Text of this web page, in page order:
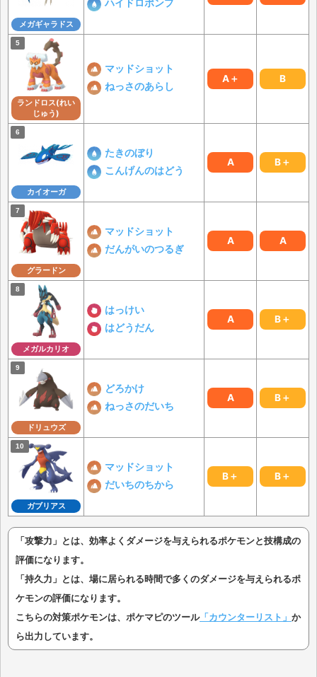
メガギャラドス
ハイドロポンプ
ランドロス(れい
じゅう)
マッドショット
ねっさのあらし
A＋ B
カイオーガ
たきのぼり
こんげんのはどう
A B＋
グラードン
マッドショット
だんがいのつるぎ
A A
メガルカリオ
はっけい
はどうだん
A B＋
ドリュウズ
どろかけ
ねっさのだいち
A B＋
ガブリアス
マッドショット
だいちのちから
B＋ B＋
「攻撃力」とは、効率よくダメージを与えられるポケモンと技構成の
評価になります。
「持久力」とは、場に居られる時間で多くのダメージを与えられるポ
ケモンの評価になります。
こちらの対策ポケモンは、ポケマピのツール「カウンターリスト」 か
ら出力しています。